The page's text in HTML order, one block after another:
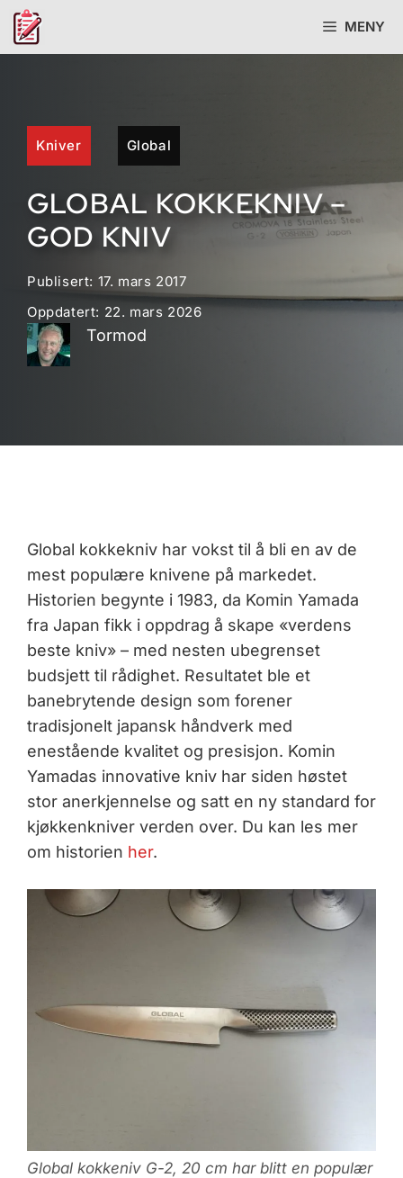
Hopp
MENY
Kniver Global
GLOBAL KOKKEKNIV –
GOD KNIV
Publisert: 17. mars 2017
Oppdatert: 22. mars 2026
Tormod
Global kokkekniv har vokst til å bli en av de
mest populære knivene på markedet.
Historien begynte i 1983, da Komin Yamada
fra Japan fikk i oppdrag å skape «verdens
beste kniv» – med nesten ubegrenset
budsjett til rådighet. Resultatet ble et
banebrytende design som forener
tradisjonelt japansk håndverk med
enestående kvalitet og presisjon. Komin
Yamadas innovative kniv har siden høstet
stor anerkjennelse og satt en ny standard for
kjøkkenkniver verden over. Du kan les mer
om historien her.
Global kokkeniv G-2, 20 cm har blitt en populær